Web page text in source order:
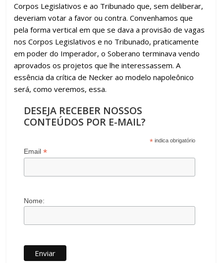
Corpos Legislativos e ao Tribunado que, sem deliberar,
deveriam votar a favor ou contra. Convenhamos que
pela forma vertical em que se dava a provisão de vagas
nos Corpos Legislativos e no Tribunado, praticamente
em poder do Imperador, o Soberano terminava vendo
aprovados os projetos que lhe interessassem. A
essência da crítica de Necker ao modelo napoleônico
será, como veremos, essa.
DESEJA RECEBER NOSSOS
CONTEÚDOS POR E-MAIL?
* indica obrigatório
Email*
Nome: